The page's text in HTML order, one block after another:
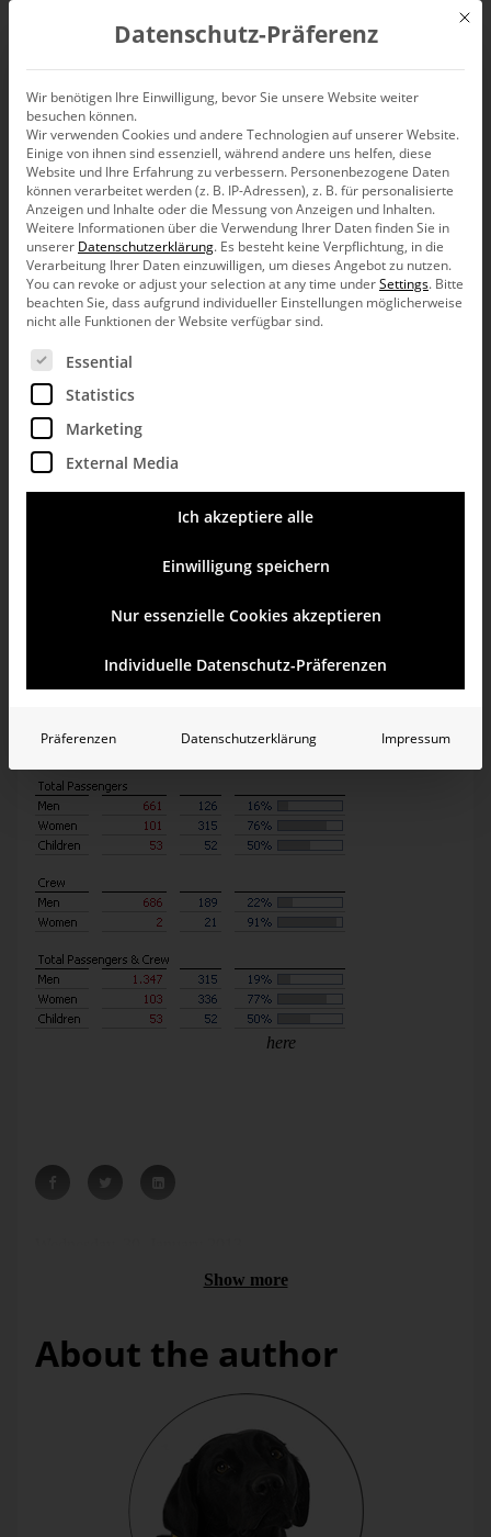
EN
No more teeter-totter
Mr. Bron’s teeter-totter again. They were supposed to
show absolute numbers. They were supposed to show
percent. At the same time. For many things at the same time.
Man, woman, child. First class, second class, third class.
Passengers, crew.
I have tried it like that: You read comparisons with relative
numbers. On the same basis. Percent. Therefore, I take a
graphic with filling levels. To analyze it. Aha – on the
Titanic there was a rule to be observed: women, children,
dogs first.
here
Show more
About the author
Mit
Datenschutz-Präferenz
Wir benötigen Ihre Einwilligung, bevor Sie unsere Website weiter
besuchen können.
Wir verwenden Cookies und andere Technologien auf unserer Website.
Einige von ihnen sind essenziell, während andere uns helfen, diese
Website und Ihre Erfahrung zu verbessern. Personenbezogene Daten
können verarbeitet werden (z. B. IP-Adressen), z. B. für personalisierte
Anzeigen und Inhalte oder die Messung von Anzeigen und Inhalten.
Weitere Informationen über die Verwendung Ihrer Daten finden Sie in
unserer Datenschutzerklärung. Es besteht keine Verpflichtung, in die
Verarbeitung Ihrer Daten einzuwilligen, um dieses Angebot zu nutzen.
You can revoke or adjust your selection at any time underSettings. Bitte
beachten Sie, dass aufgrund individueller Einstellungen möglicherweise
nicht alle Funktionen der Website verfügbar sind.
Es folgt eine Liste der Service-Gruppen, für die eine
Essential
Statistics
Marketing
External Media
Ich akzeptiere alle
Einwilligung speichern
Nur essenzielle Cookies akzeptieren
Individuelle Datenschutz-Präferenzen
Präferenzen Datenschutzerklärung Impressum